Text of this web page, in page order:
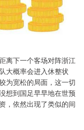
离下一个客场对阵浙江
大概率会进入休整状
为宽松的局面，这一切
想到国足早早地在世预
，依然出现了类似的间